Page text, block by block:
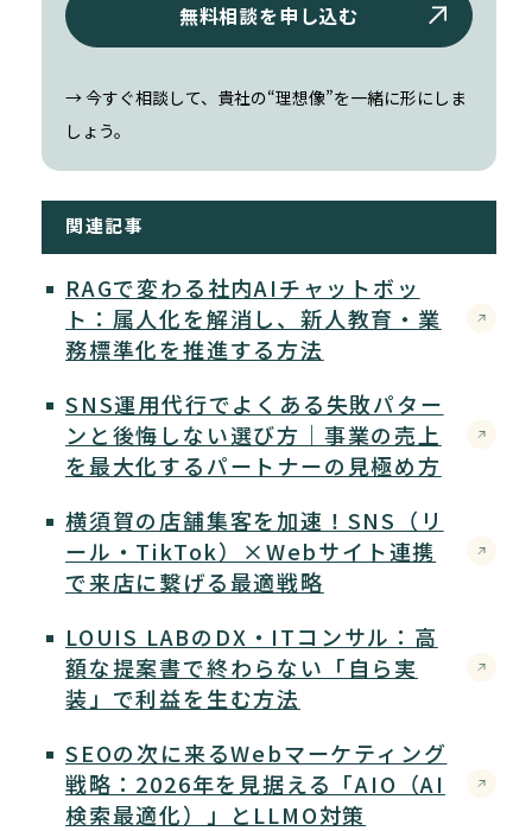
無料相談を申し込む
→ 今すぐ相談して、貴社の“理想像”を一緒に形にしま
しょう。
関連記事
RAGで変わる社内AIチャットボッ
ト：属人化を解消し、新人教育・業
務標準化を推進する方法
SNS運用代行でよくある失敗パター
ンと後悔しない選び方｜事業の売上
を最大化するパートナーの見極め方
横須賀の店舗集客を加速！SNS（リ
ール・TikTok）×Webサイト連携
で来店に繋げる最適戦略
LOUIS LABのDX・ITコンサル：高
額な提案書で終わらない「自ら実
装」で利益を生む方法
SEOの次に来るWebマーケティング
戦略：2026年を見据える「AIO（AI
検索最適化）」とLLMO対策